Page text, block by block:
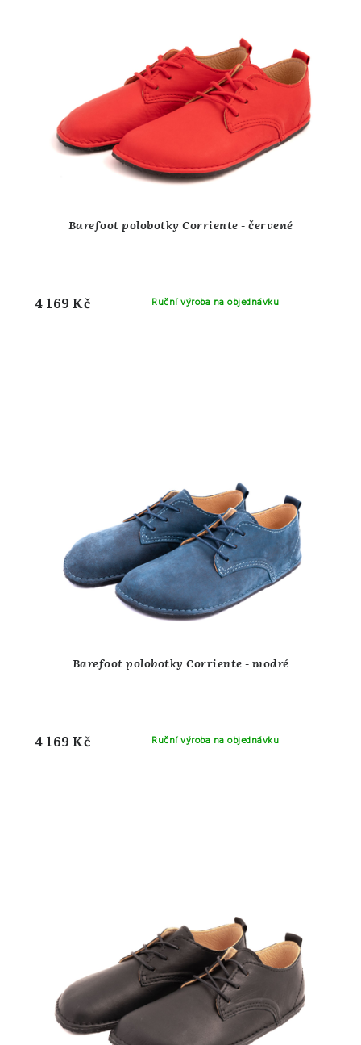
Barefoot polobotky Corriente - červené
Ruční výroba na objednávku
4 169 Kč
Barefoot polobotky Corriente - modré
Ruční výroba na objednávku
4 169 Kč